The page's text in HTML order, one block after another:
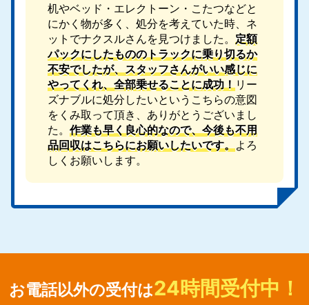
机やベッド・エレクトーン・こたつなどと
にかく物が多く、処分を考えていた時、ネ
ットでナクスルさんを見つけました。 定額
パックにしたもののトラックに乗り切るか
不安でしたが、スタッフさんがいい感じに
やってくれ、全部乗せることに成功！ リー
ズナブルに処分したいというこちらの意図
をくみ取って頂き、ありがとうございまし
た。 作業も早く良心的なので、今後も不用
品回収はこちらにお願いしたいです。 よろ
しくお願いします。
お電話以外の受付は24時間受付中！